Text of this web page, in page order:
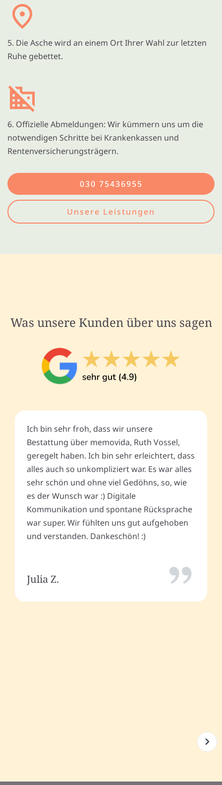
5. Die Asche wird an einem Ort Ihrer Wahl zur letzten
Ruhe gebettet.
6. Offizielle Abmeldungen: Wir kümmern uns um die
notwendigen Schritte bei Krankenkassen und
Rentenversicherungsträgern.
030 75436955
Unsere Leistungen
Was unsere Kunden über uns sagen
Ich bin sehr froh, dass wir unsere
Bestattung über memovida, Ruth Vossel,
geregelt haben. Ich bin sehr erleichtert, dass
alles auch so unkompliziert war. Es war alles
sehr schön und ohne viel Gedöhns, so, wie
es der Wunsch war :) Digitale
Kommunikation und spontane Rücksprache
war super. Wir fühlten uns gut aufgehoben
und verstanden. Dankeschön! :)
Julia Z.